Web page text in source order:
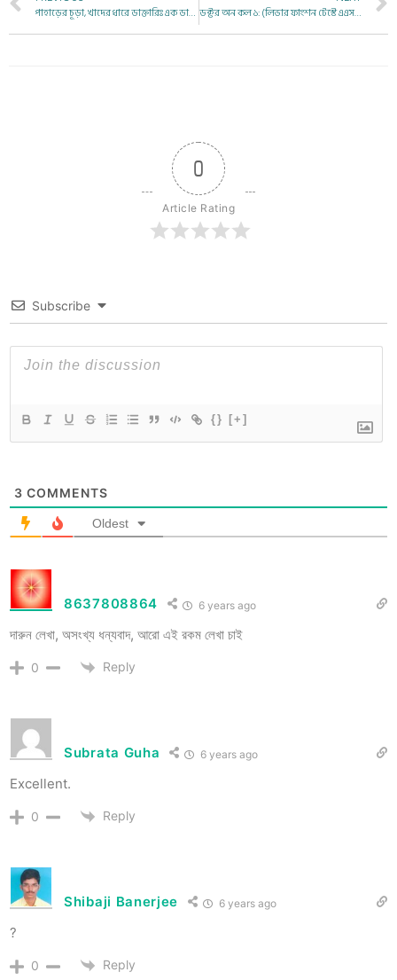
পাহাড়ের চূড়া, খাদের ধারে ডাক্তারিঃ এক ডাক্তারের দিনযাপন, রাতযাপন ডক্টর অন কল ১: (লিভার ফাংশন টেস্টে এএসটি/ এএলটি বেশি। আমার কি জন্ডিস হয়েছে?)
0
Article Rating
Subscribe
{} [+]
3 COMMENTS
Oldest
8637808864 6 years ago
দারুন লেখা, অসংখ্য ধন্যবাদ, আরো এই রকম লেখা চাই
0 Reply
Subrata Guha 6 years ago
Excellent.
0 Reply
Shibaji Banerjee 6 years ago
?
0 Reply